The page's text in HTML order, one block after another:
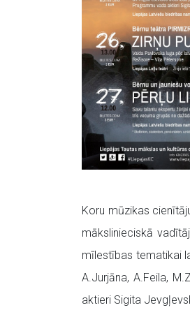
Koru mūzikas
mākslinieciskā
mīlestības tematikai
A.Jurjāna, A.Feila,
aktieri Sigita